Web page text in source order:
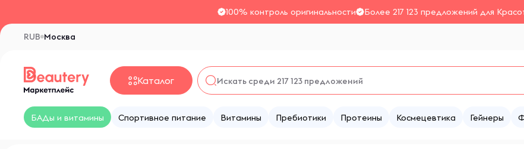
100% контроль оригинальности Более 217 123 предложений для
Москва
RUB
Каталог
БАДы и витамины Спортивное питание Витамины Пребиотики Протеины Космецевтика Гейнеры